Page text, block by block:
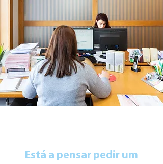
Está a pensar pedir um